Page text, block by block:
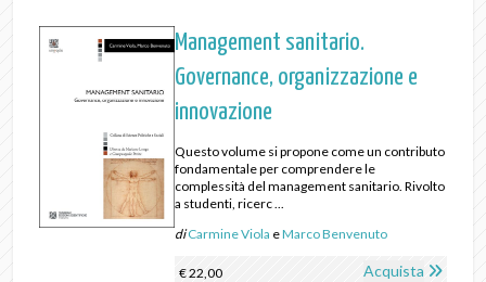
Management sanitario.
Governance, organizzazione e
innovazione
Questo volume si propone come un contributo
fondamentale per comprendere le
complessità del management sanitario. Rivolto
a studenti, ricerc ...
diCarmine Viola eMarco Benvenuto
€ 22,00 Acquista